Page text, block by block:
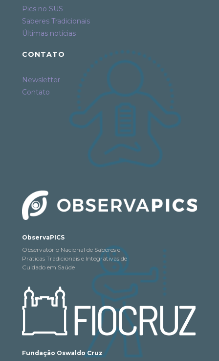
Pics no SUS
Saberes Tradicionais
Últimas notícias
CONTATO
Newsletter
Contato
ObservaPICS
Observatório Nacional de Saberes e
Práticas Tradicionais e Integrativas de
Cuidado em Saúde
Fundação Oswaldo Cruz